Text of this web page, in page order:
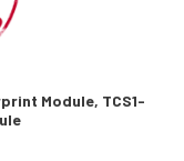
Module, TCS1-